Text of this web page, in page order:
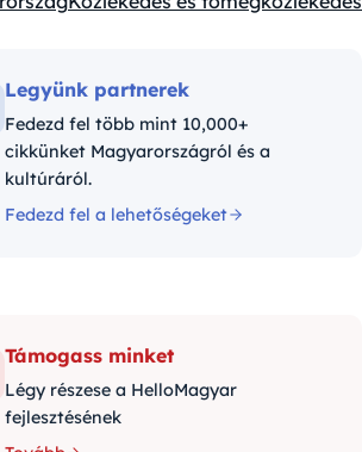
Legyünk partnerek
Fedezd fel több mint 10,000+
cikkünket Magyarországról és a
kultúráról.
Fedezd fel a lehetőségeket
Támogass minket
Légy részese a HelloMagyar
fejlesztésének